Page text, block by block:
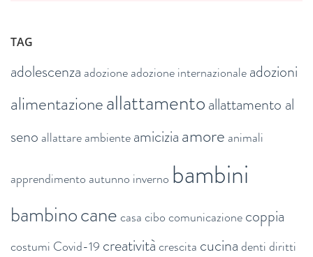
TAG
adolescenza adozioneadozione internazionaleadozioni
alimentazioneallattamentoallattamento al
seno allattareambienteamiciziaamore animali
apprendimento autunno inverno bambini
bambinocanecasacibocomunicazionecoppia
costumi Covid-19 creativitàcrescita cucinadentidiritti